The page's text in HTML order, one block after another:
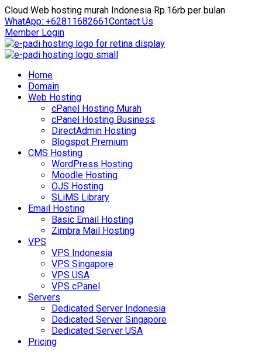
Cloud Web hosting murah Indonesia Rp.16rb per bulan
WhatApp: +62811682661Contact Us
Member Login
Home
Domain
Web Hosting
cPanel Hosting Murah
cPanel Hosting Business
DirectAdmin Hosting
Blogspot Premium
CMS Hosting
WordPress Hosting
Moodle Hosting
OJS Hosting
SLiMS Library
Email Hosting
Basic Email Hosting
Zimbra Mail Hosting
VPS
VPS Indonesia
VPS Singapore
VPS USA
VPS cPanel
Servers
Dedicated Server Indonesia
Dedicated Server Singapore
Dedicated Server USA
Pricing